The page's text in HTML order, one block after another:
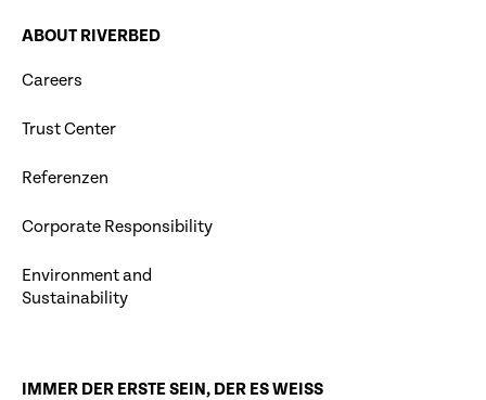
ABOUT RIVERBED
Careers
Trust Center
Referenzen
Corporate Responsibility
Environment and
Sustainability
IMMER DER ERSTE SEIN, DER ES WEISS